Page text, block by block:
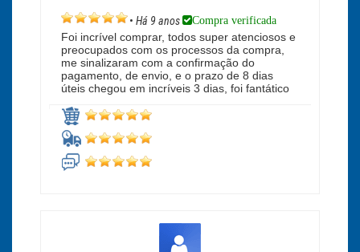
• Há 9 anos Compra verificada
Foi incrível comprar, todos super atenciosos e
preocupados com os processos da compra,
me sinalizaram com a confirmação do
pagamento, de envio, e o prazo de 8 dias
úteis chegou em incríveis 3 dias, foi fantático